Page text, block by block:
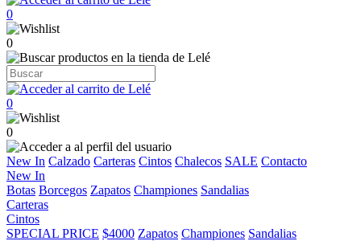
0
0
0
0
New In Calzado Carteras Cintos Chalecos SALE Contacto
New In
Botas Borcegos Zapatos Championes Sandalias
Carteras
Cintos
SPECIAL PRICE $4000 Zapatos Championes Sandalias